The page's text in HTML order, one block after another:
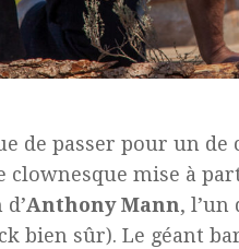
de passer pour un de
clownesque mise à
Anthony Mann, l’un
bien sûr). Le géant